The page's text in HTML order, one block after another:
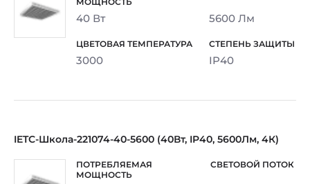
40 Вт 5600 Лм
3000 IP40
IETC-Школа-221074-40-5600 (40Вт, IP40, 5600Лм, 4К)